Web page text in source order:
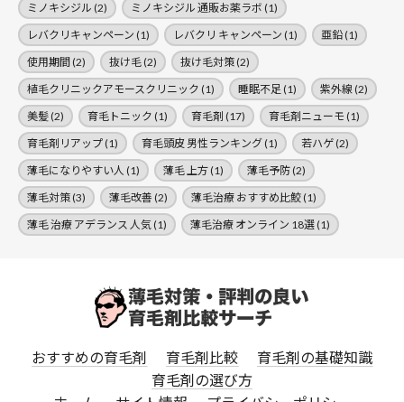
ミノキシジル (2) ミノキシジル 通販お薬ラボ (1)
レバクリキャンペーン (1) レバクリ キャンペーン (1) 亜鉛(1)
使用期間 (2) 抜け毛(2) 抜け毛対策(2)
植毛クリニックアモースクリニック (1) 睡眠不足 (1) 紫外線(2)
美髪(2) 育毛トニック (1) 育毛剤 (17) 育毛剤ニューモ (1)
育毛剤リアップ(1) 育毛頭皮 男性ランキング(1) 若ハゲ(2)
薄毛になりやすい人 (1) 薄毛 上方(1) 薄毛予防(2)
薄毛対策(3) 薄毛改善 (2) 薄毛治療 おすすめ比鮫(1)
薄毛 治療 アデランス 人気(1) 薄毛治療 オンライン 18選(1)
おすすめの育毛剤 育毛剤比較
育毛剤の基礎知識
育毛剤の選び方